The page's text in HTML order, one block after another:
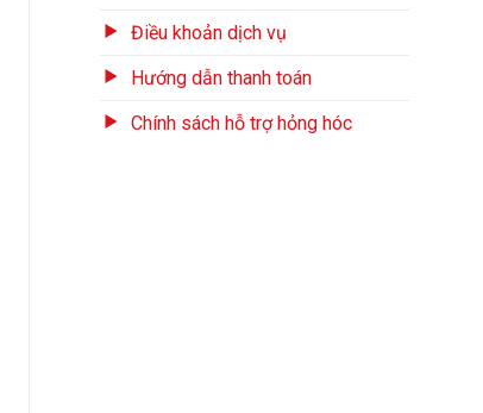
Điều khoản dịch vụ
Hướng dẫn thanh toán
Chính sách hỗ trợ hỏng hóc